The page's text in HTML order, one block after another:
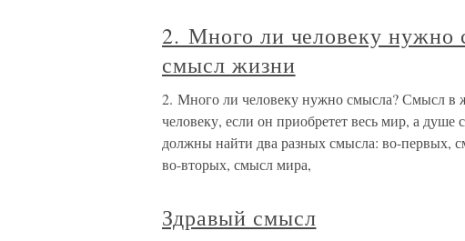
2. Много ли человеку
смысл жизни
2. Много ли человеку нужно смысла? Смысл в
человеку, если он приобретет весь мир, а
должны найти два разных смысла: во-первых,
во-вторых, смысл мира,
Здравый смысл